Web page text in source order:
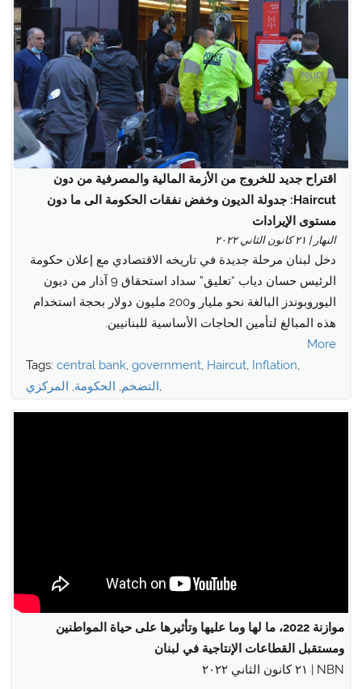
اقتراح جديد للخروج من الأزمة المالية والمصرفية من دون
Haircut: جدولة الديون وخفض نفقات الحكومة الى ما دون
مستوى الإيرادات
النهار | ٢١ كانون الثاني ٢٠٢٢
دخل لبنان مرحلة جديدة في تاريخه الاقتصادي مع إعلان حكومة
الرئيس حسان دياب “تعليق” سداد استحقاق 9 آذار من ديون
اليوروبوندز البالغة نحو مليار و200 مليون دولار بحجة استخدام
هذه المبالغ لتأمين الحاجات الأساسية للبنانيين.
More
Tags: central bank, government, Haircut, Inflation,
التضخم, الحكومة, المركزي ,
موازنة 2022، ما لها وما عليها وتأثيرها على حياة المواطنين
ومستقبل القطاعات الإنتاجية في لبنان
NBN | ٢١ كانون الثاني ٢٠٢٢